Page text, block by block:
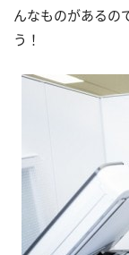
んなものがあるの
う！